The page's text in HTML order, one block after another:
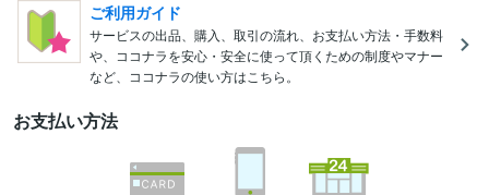
ご利用ガイド
サービスの出品、購入、取引の流れ、お支払い方法・手数料
や、ココナラを安心・安全に使って頂くための制度やマナー
など、ココナラの使い方はこちら。
お支払い方法